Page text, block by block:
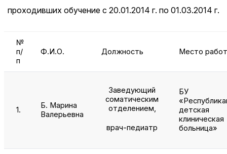
проходивших обучение с 20.01.2014 г. по 01.03.2014 г.
№
п/
п
Ф.И.О. Должность Место
1.
Б. Марина
Валерьевна
Заведующий
соматическим
отделением,
врач-педиатр
БУ
детская
клиническая
больница»